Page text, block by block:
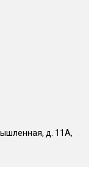
д. 11А,